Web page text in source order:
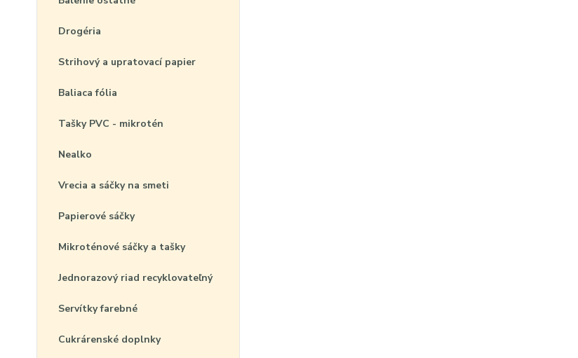
Drogéria
Strihový a upratovací papier
Baliaca fólia
Tašky PVC - mikrotén
Nealko
Vrecia a sáčky na smeti
Papierové sáčky
Mikroténové sáčky a tašky
Jednorazový riad recyklovateľný
Servítky farebné
Cukrárenské doplnky